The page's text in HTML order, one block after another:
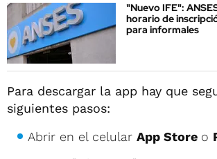
"Nuevo IFE":
horario de
para informales
Para descargar la app hay que
siguientes pasos:
Abrir en el celular App Store o